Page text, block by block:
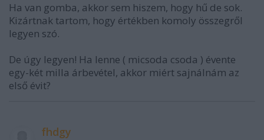
Ha van gomba, akkor sem hiszem, hogy hű de sok.
Kizártnak tartom, hogy értékben komoly összegről
legyen szó.
De úgy legyen! Ha lenne ( micsoda csoda ) évente
egy-két milla árbevétel, akkor miért sajnálnám az
első évit?
fhdgy